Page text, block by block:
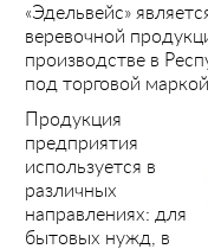
«Эдельвейс»
веревочной
производстве в
под торговой
Продукция
предприятия
используется в
различных
направлениях: для
бытовых нужд, в